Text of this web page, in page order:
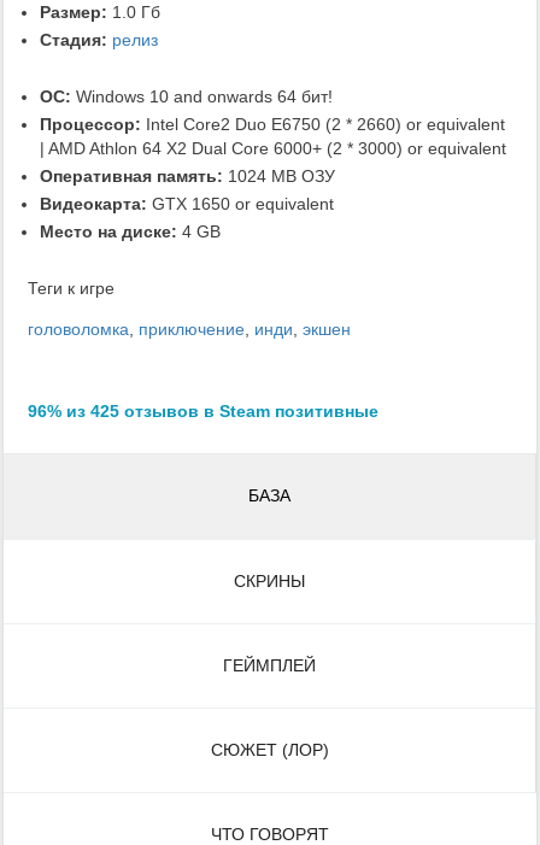
Размер: 1.0 Гб
Стадия: релиз
ОС: Windows 10 and onwards 64 бит!
Процессор: Intel Core2 Duo E6750 (2 * 2660) or equivalent
| AMD Athlon 64 X2 Dual Core 6000+ (2 * 3000) or equivalent
Оперативная память: 1024 MB ОЗУ
Видеокарта: GTX 1650 or equivalent
Место на диске: 4 GB
Теги к игре
головоломка приключение инди экшен
96% из 425 отзывов в Steam позитивные
БАЗА
СКРИНЫ
ГЕЙМПЛЕЙ
СЮЖЕТ (ЛОР)
ЧТО ГОВОРЯТ